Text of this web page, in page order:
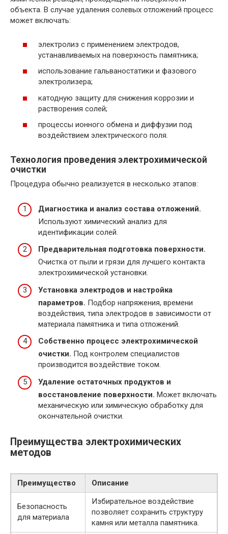
объекта. В случае удаления солевых отложений процесс
может включать:
электролиз с применением электродов,
устанавливаемых на поверхность памятника;
использование гальваностатики и фазового
электролизера;
катодную защиту для снижения коррозии и
растворения солей;
процессы ионного обмена и диффузии под
воздействием электрического поля.
Технология проведения электрохимической
очистки
Процедура обычно реализуется в несколько этапов:
Диагностика и анализ состава отложений.
Используют химический анализ для
идентификации солей.
Предварительная подготовка поверхности.
Очистка от пыли и грязи для лучшего контакта
электрохимической установки.
Установка электродов и настройка
параметров. Подбор напряжения, времени
воздействия, типа электродов в зависимости от
материала памятника и типа отложений.
Собственно процесс электрохимической
очистки. Под контролем специалистов
производится воздействие током.
Удаление остаточных продуктов и
восстановление поверхности. Может включать
механическую или химическую обработку для
окончательной очистки.
Преимущества электрохимических
методов
Преимущество Описание
Безопасность
для материала
Избирательное воздействие
позволяет сохранить структуру
камня или металла памятника.